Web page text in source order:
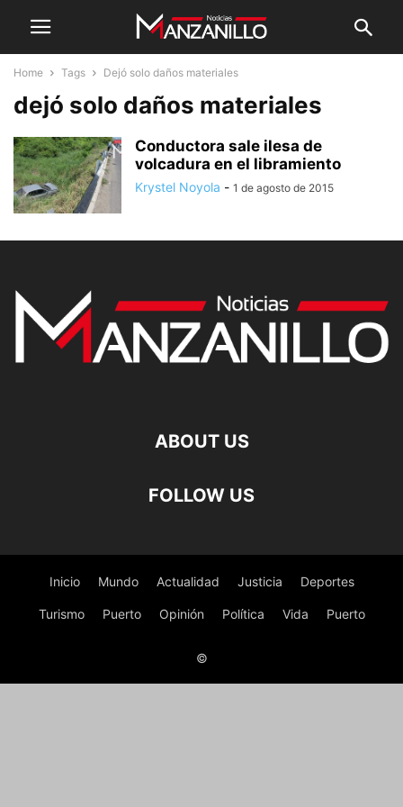
Home Tags Dejó solo daños materiales
dejó solo daños materiales
Conductora sale ilesa de
volcadura en el libramiento
Krystel Noyola - 1 de agosto de 2015
ABOUT US
FOLLOW US
Inicio Mundo Actualidad Justicia Deportes
Turismo Puerto Opinión Política Vida Puerto
©